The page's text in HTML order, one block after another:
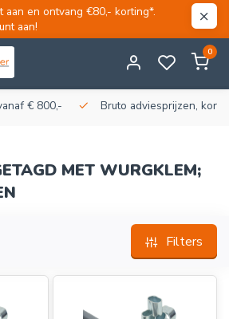
aan en ontvang €80,- korting*.
aan!
0
€ 800,- Bruto adviesprijzen,
MET WURGKLEM;
Filters